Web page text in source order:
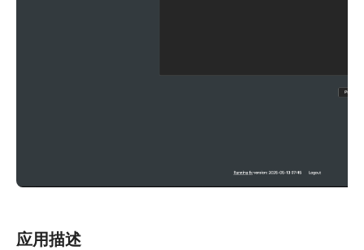
应用描述